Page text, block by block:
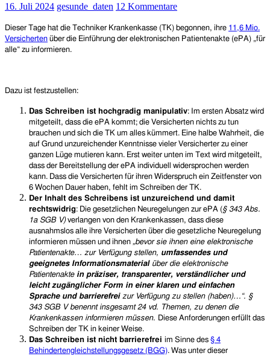
16. Juli 2024 gesunde_daten 12 Kommentare
Dieser Tage hat die Techniker Krankenkasse (TK) begonnen, ihre 11,6 Mio.
Versicherten über die Einführung der elektronischen Patientenakte (ePA) „für
alle“ zu informieren.
Dazu ist festzustellen:
Das Schreiben ist hochgradig manipulativ: Im ersten Absatz wird
mitgeteilt, dass die ePA kommt; die Versicherten nichts zu tun
brauchen und sich die TK um alles kümmert. Eine halbe Wahrheit, die
auf Grund unzureichender Kenntnisse vieler Versicherter zu einer
ganzen Lüge mutieren kann. Erst weiter unten im Text wird mitgeteilt,
dass der Bereitstellung der ePA individuell widersprochen werden
kann. Dass die Versicherten für ihren Widerspruch ein Zeitfenster von
6 Wochen Dauer haben, fehlt im Schreiben der TK.
Der Inhalt des Schreibens ist unzureichend und damit
rechtswidrig: Die gesetzlichen Neuregelungen zur ePA (§ 343 Abs.
1a SGB V) ver langen von den Krankenkassen, dass diese
ausnahmslos alle ihre Versicherten über die gesetzliche Neuregelung
informieren müssen und ihnen „bevor sie ihnen eine elektronische
Patientenakte… zur Verfügung stellen, umfassendes und
geeignetes Informationsmaterialüber die elektronische
Patientenaktein präziser, transparenter, verständlicher und
leicht zugänglicherForm in einer klaren und einfachen
Sprache und barrierefrei zur Verfügung zu stellen (haben)…“. §
343 SGB V benennt insgesamt 24 vd. Themen, zu denen die
Krankenkassen informieren müssen. Diese Anforderungen erfüllt das
Schreiben der TK in keiner Weise.
Das Schreiben ist nicht barrierefrei im Sinne des § 4
Behindertengleichstellungsgesetz (BGG). Was unter dieser